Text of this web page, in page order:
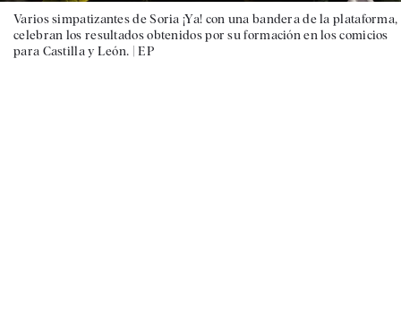
Varios simpatizantes de Soria ¡Ya! con una bandera de la plataforma,
celebran los resultados obtenidos por su formación en los comicios
para Castilla y León. |EP